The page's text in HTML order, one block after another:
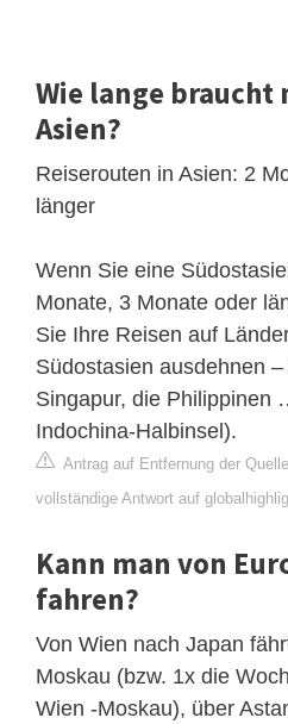
Wie lange braucht
Asien?
Reiserouten in Asien: 2
länger
Wenn Sie eine
Monate, 3 Monate oder
Sie Ihre Reisen auf
Südostasien ausdehnen
Singapur, die Philippinen
Indochina-Halbinsel).
Antrag auf Entfernung der Quelle
vollständige Antwort auf
Kann man von
fahren?
Von Wien nach Japan
Moskau (bzw. 1x die
Wien -Moskau), über